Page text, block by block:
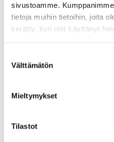
sivustoamme.
tietoja muihin tietoihin, joita
kerätty, kun olet käyttänyt
valinta
Välttämätön
Mieltymykset
Tilastot
ELGE-001 VANHA
KRONO
535,00 €